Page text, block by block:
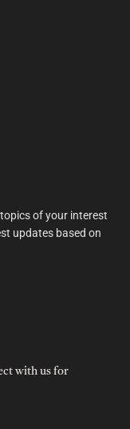
of your interest
updates based on
with us for